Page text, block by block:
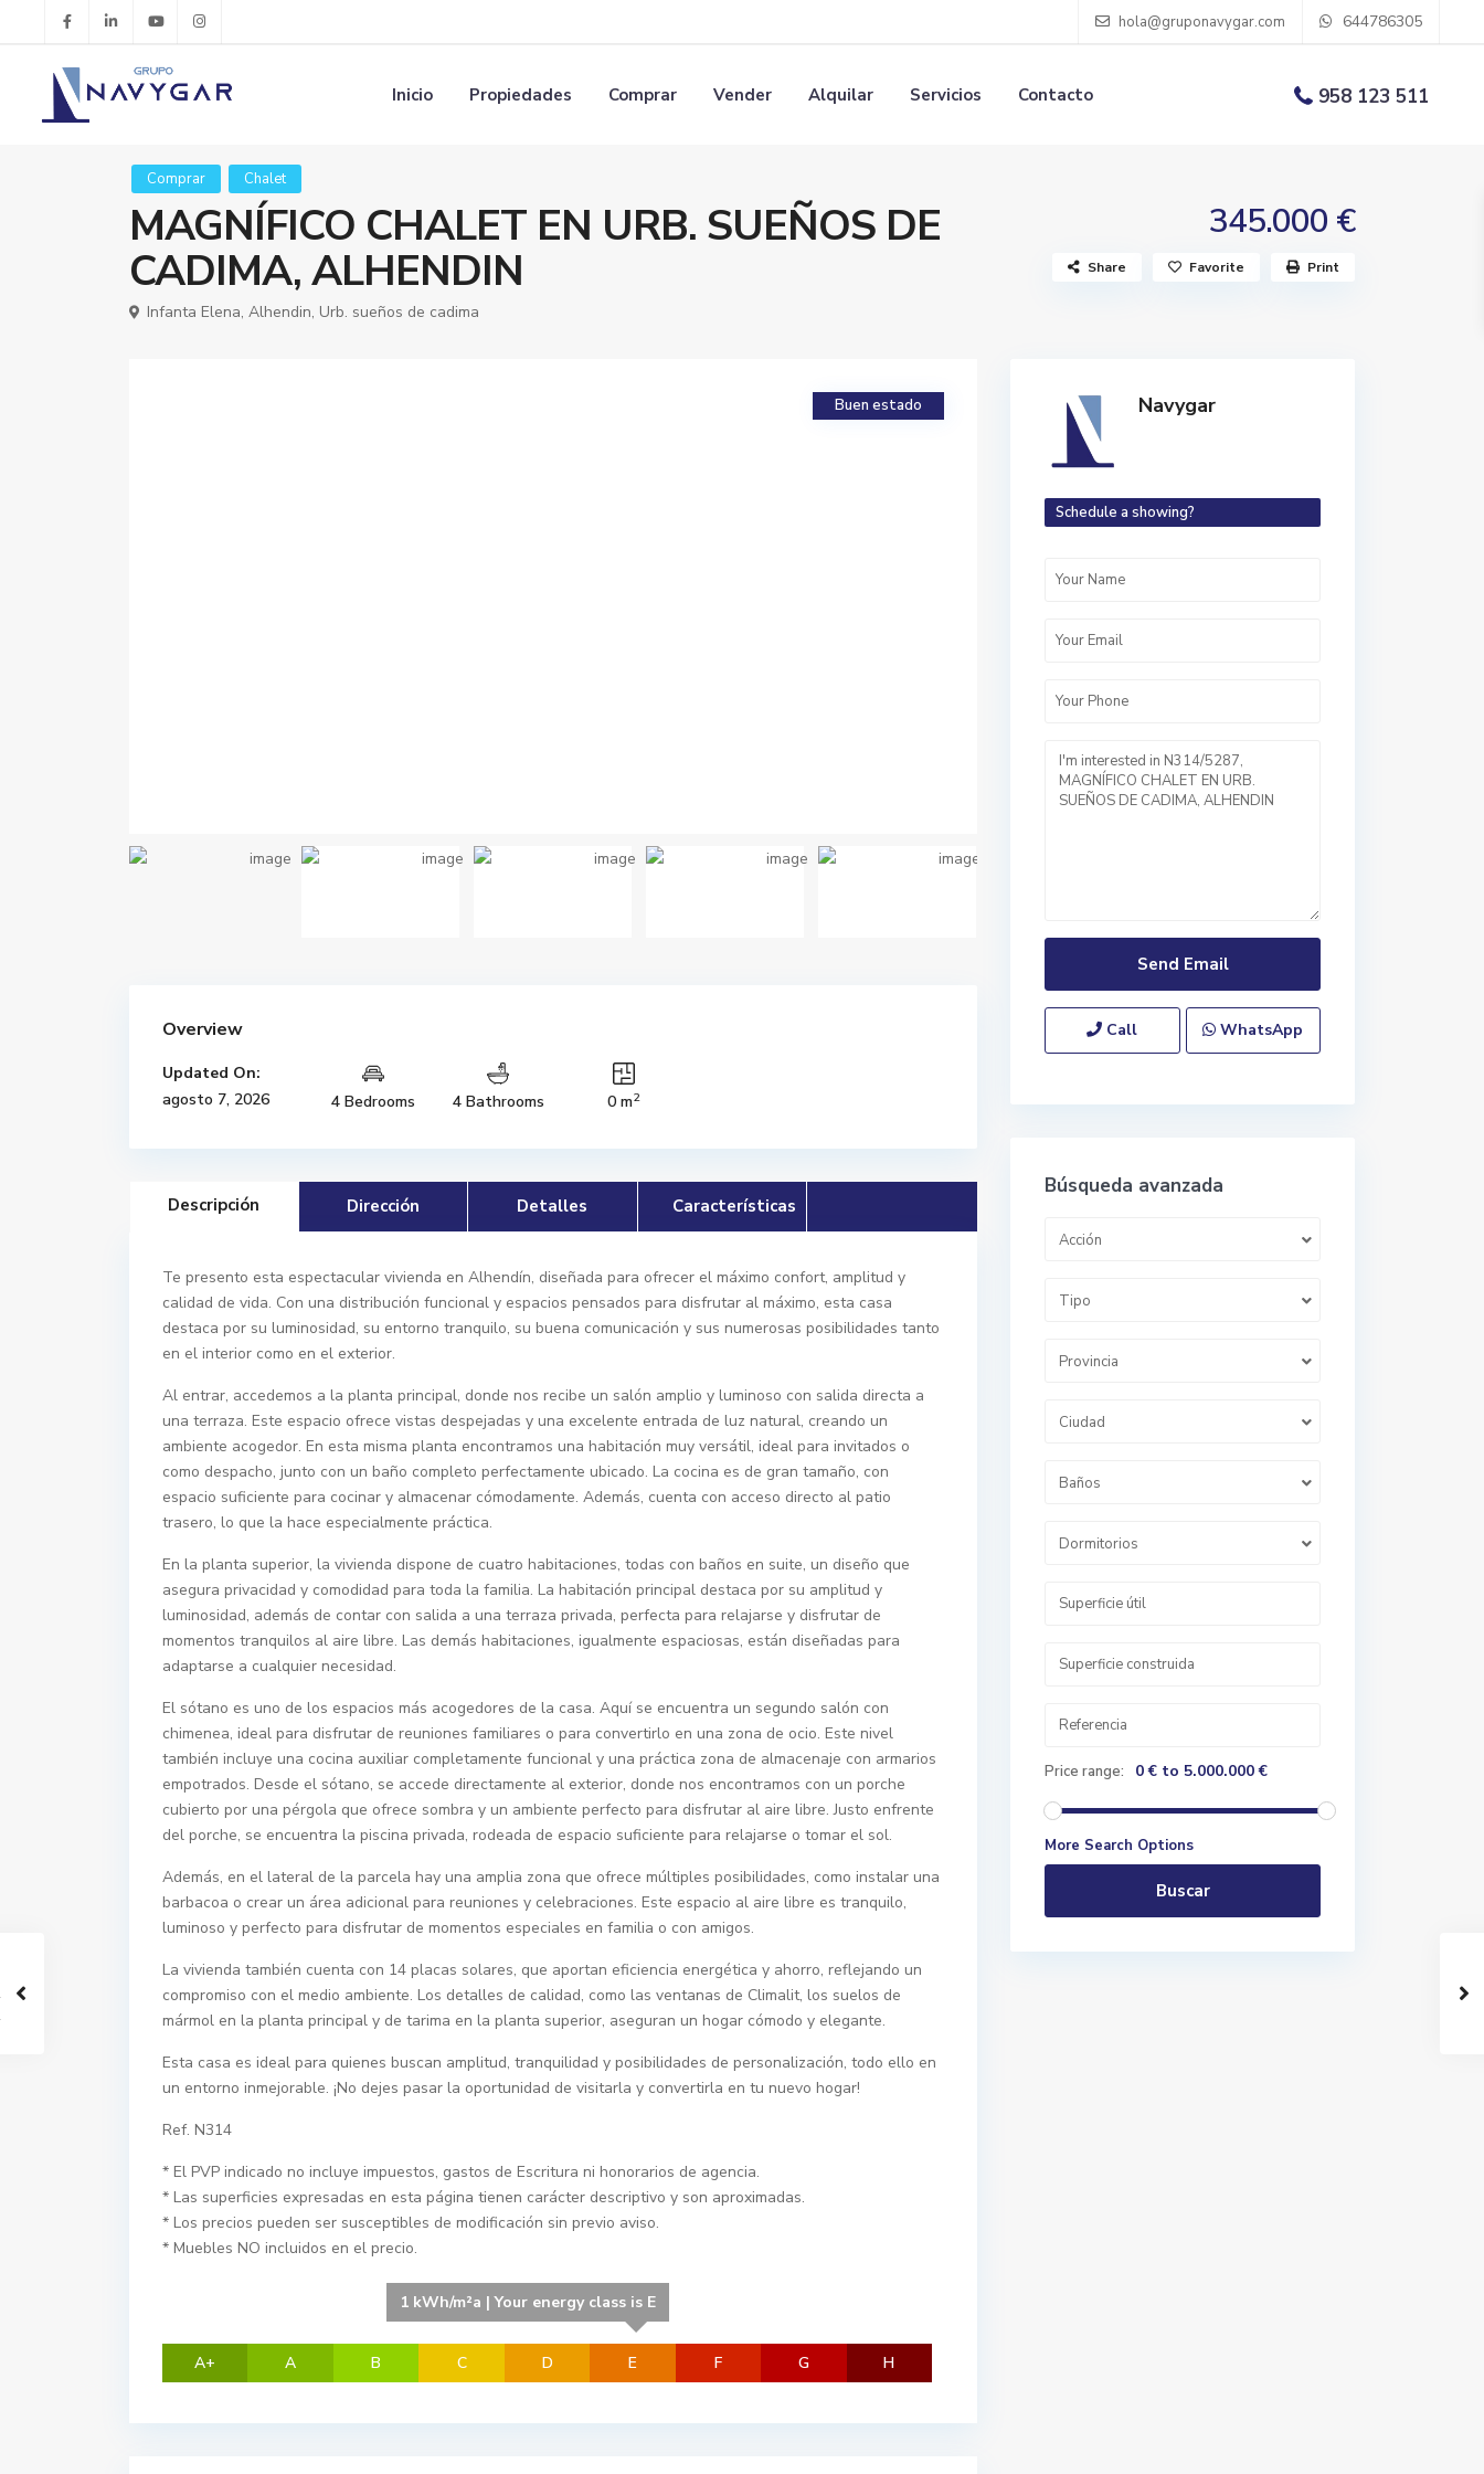
hola@gruponavygar.com 644786305
958 123 511
Inicio Propiedades Comprar Vender Alquilar Servicios Contacto
Comprar Chalet
MAGNÍFICO CHALET EN URB. SUEÑOS DE
CADIMA, ALHENDIN
345.000 €
Infanta Elena, Alhendin, Urb. sueños de cadima
Share Favorite Print
Buen estado
Overview
Updated On:
agosto 7, 2026
4 Bedrooms 4 Bathrooms 0 m2
Descripción Dirección Detalles Características
Te presento esta espectacular vivienda en Alhendín, diseñada para ofrecer el máximo confort, amplitud y
calidad de vida. Con una distribución funcional y espacios pensados para disfrutar al máximo, esta casa
destaca por su luminosidad, su entorno tranquilo, su buena comunicación y sus numerosas posibilidades tanto
en el interior como en el exterior.
Al entrar, accedemos a la planta principal, donde nos recibe un salón amplio y luminoso con salida directa a
una terraza. Este espacio ofrece vistas despejadas y una excelente entrada de luz natural, creando un
ambiente acogedor. En esta misma planta encontramos una habitación muy versátil, ideal para invitados o
como despacho, junto con un baño completo perfectamente ubicado. La cocina es de gran tamaño, con
espacio suficiente para cocinar y almacenar cómodamente. Además, cuenta con acceso directo al patio
trasero, lo que la hace especialmente práctica.
En la planta superior, la vivienda dispone de cuatro habitaciones, todas con baños en suite, un diseño que
asegura privacidad y comodidad para toda la familia. La habitación principal destaca por su amplitud y
luminosidad, además de contar con salida a una terraza privada, perfecta para relajarse y disfrutar de
momentos tranquilos al aire libre. Las demás habitaciones, igualmente espaciosas, están diseñadas para
adaptarse a cualquier necesidad.
El sótano es uno de los espacios más acogedores de la casa. Aquí se encuentra un segundo salón con
chimenea, ideal para disfrutar de reuniones familiares o para convertirlo en una zona de ocio. Este nivel
también incluye una cocina auxiliar completamente funcional y una práctica zona de almacenaje con armarios
empotrados. Desde el sótano, se accede directamente al exterior, donde nos encontramos con un porche
cubierto por una pérgola que ofrece sombra y un ambiente perfecto para disfrutar al aire libre. Justo enfrente
del porche, se encuentra la piscina privada, rodeada de espacio suficiente para relajarse o tomar el sol.
Además, en el lateral de la parcela hay una amplia zona que ofrece múltiples posibilidades, como instalar una
barbacoa o crear un área adicional para reuniones y celebraciones. Este espacio al aire libre es tranquilo,
luminoso y perfecto para disfrutar de momentos especiales en familia o con amigos.
La vivienda también cuenta con 14 placas solares, que aportan eficiencia energética y ahorro, reflejando un
compromiso con el medio ambiente. Los detalles de calidad, como las ventanas de Climalit, los suelos de
mármol en la planta principal y de tarima en la planta superior, aseguran un hogar cómodo y elegante.
Esta casa es ideal para quienes buscan amplitud, tranquilidad y posibilidades de personalización, todo ello en
un entorno inmejorable. ¡No dejes pasar la oportunidad de visitarla y convertirla en tu nuevo hogar!
Ref. N314
* El PVP indicado no incluye impuestos, gastos de Escritura ni honorarios de agencia.
* Las superficies expresadas en esta página tienen carácter descriptivo y son aproximadas.
* Los precios pueden ser susceptibles de modificación sin previo aviso.
* Muebles NO incluidos en el precio.
A+ A B C D
1 kWh/m²a | Your energy class is E
E F G H
Navygar
Schedule a showing?
Call WhatsApp
Búsqueda avanzada
Acción
Tipo
Provincia
Ciudad
Baños
Dormitorios
Price range: 0 € to 5.000.000 €
More Search Options
Buscar